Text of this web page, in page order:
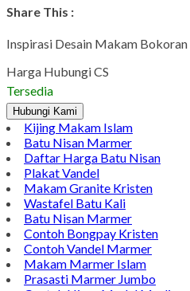
Share This :
Facebook
Twitter
WhatsApp
Pinterest
LinkedIn
Tumblr
Gmail
Inspirasi Desain Makam Bokoran
Harga Hubungi CS
Tersedia